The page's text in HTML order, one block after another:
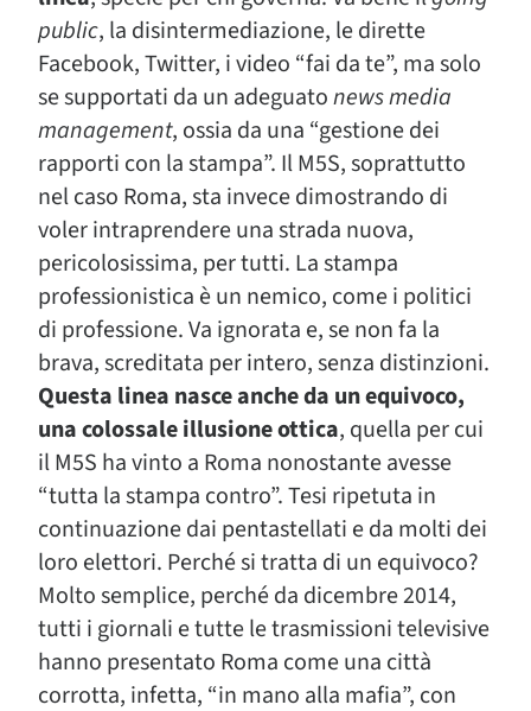
public, la disintermediazione, le dirette
Facebook, Twitter, i video “fai da te”, ma solo
se supportati da un adeguatonews media
management, ossia da una “gestione dei
rapporti con la stampa”. Il M5S, soprattutto
nel caso Roma, sta invece dimostrando di
voler intraprendere una strada nuova,
pericolosissima, per tutti. La stampa
professionistica è un nemico, come i politici
di professione. Va ignorata e, se non fa la
brava, screditata per intero, senza distinzioni.
Questa linea nasce anche da un equivoco,
una colossale illusione ottica, quella per cui
il M5S ha vinto a Roma nonostante avesse
“tutta la stampa contro”. Tesi ripetuta in
continuazione dai pentastellati e da molti dei
loro elettori. Perché si tratta di un equivoco?
Molto semplice, perché da dicembre 2014,
tutti i giornali e tutte le trasmissioni televisive
hanno presentato Roma come una città
corrotta, infetta, “in mano alla mafia”, con